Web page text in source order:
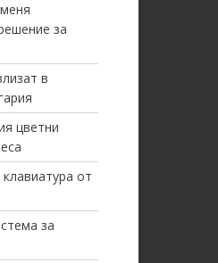
за
в
цветни
от
за